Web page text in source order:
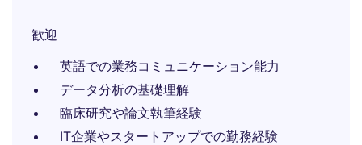
歓迎
英語での業務コミュニケーション能力
データ分析の基礎理解
臨床研究や論文執筆経験
IT企業やスタートアップでの勤務経験